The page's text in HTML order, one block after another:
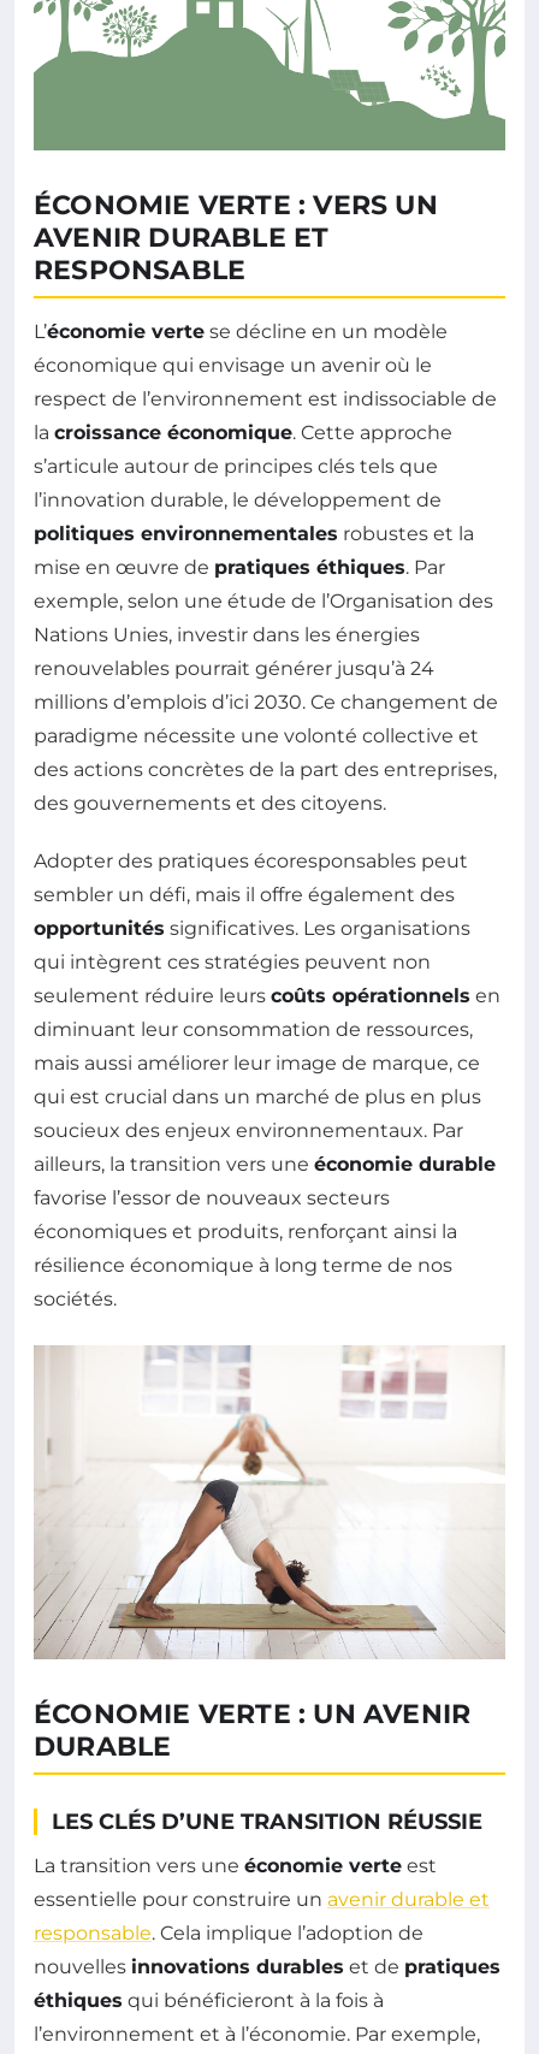
ÉCONOMIE VERTE : VERS UN
AVENIR DURABLE ET
RESPONSABLE
L’économie verte se décline en un modèle
économique qui envisage un avenir où le
respect de l’environnement est indissociable de
la croissance économique. Cette approche
s’articule autour de principes clés tels que
l’innovation durable, le développement de
politiques environnementales robustes et la
mise en œuvre de pratiques éthiques. Par
exemple, selon une étude de l’Organisation des
Nations Unies, investir dans les énergies
renouvelables pourrait générer jusqu’à 24
millions d’emplois d’ici 2030. Ce changement de
paradigme nécessite une volonté collective et
des actions concrètes de la part des entreprises,
des gouvernements et des citoyens.
Adopter des pratiques écoresponsables peut
sembler un défi, mais il offre également des
opportunités significatives. Les organisations
qui intègrent ces stratégies peuvent non
seulement réduire leurs coûts opérationnels en
diminuant leur consommation de ressources,
mais aussi améliorer leur image de marque, ce
qui est crucial dans un marché de plus en plus
soucieux des enjeux environnementaux. Par
ailleurs, la transition vers une économie durable
favorise l’essor de nouveaux secteurs
économiques et produits, renforçant ainsi la
résilience économique à long terme de nos
sociétés.
ÉCONOMIE VERTE : UN AVENIR
DURABLE
LES CLÉS D’UNE TRANSITION RÉUSSIE
La transition vers une économie verte est
essentielle pour construire un avenir durable et
responsable. Cela implique l’adoption de
nouvelles innovations durables et de pratiques
éthiques qui bénéficieront à la fois à
l’environnement et à l’économie. Par exemple,